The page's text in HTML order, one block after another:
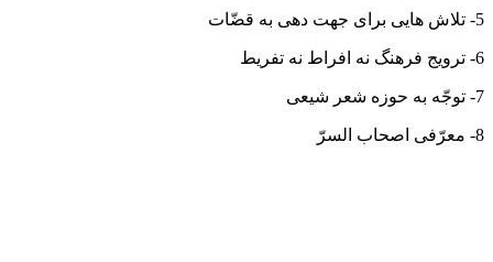
5- تلاش هایی برای جهت دهی به قضّات
6- ترویج فرهنگ نه افراط نه تفریط
7- توجّه به حوزه شعر شیعی
8- معرّفی اصحاب السرّ